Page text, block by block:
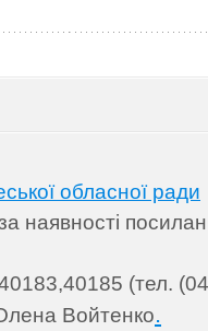
обласної ради
наявності
(тел.
Войтенко.